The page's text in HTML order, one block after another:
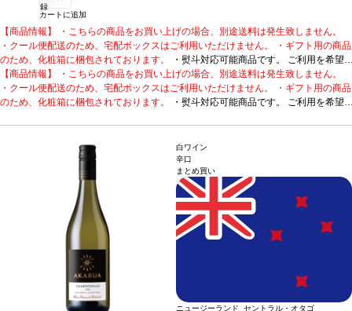
録
カートに追加
【商品情報】 ・こちらの商品をお買い上げの場合、別途送料は発生致しません。
・クール便配送のため、宅配ボックスはご利用いただけません。 ・ギフト用の商品
のため、化粧箱に梱包されております。
・熨斗対応可能商品です。 ご利用を希望
される場合、ご注文時コメント欄に熨斗をご希望の旨と「結び・上部表書き内容・
下部のお名入れ内容」の3つをご入力ください。無地熨斗の場合は、結びをご指定
のうえ「無地熨斗」とご記載ください。 ※熨斗をご希望の場合、作成作業のため最
ください。 ・下記ワインが1本ずつ含まれています。
の気持ちを込めて。
1. ローズ・タトゥー ホワイト
2. ローズ・タトゥー レッド (2023)
HVE認証
【商品情報】 ・こちらの商品をお買い上げの場合、別途送料は発生致しません。
・クール便配送のため、宅配ボックスはご利用いただけません。 ・ギフト用の商品
のため、化粧箱に梱包されております。
・熨斗対応可能商品です。 ご利用を希望
のうえ「無地熨斗」とご記載ください。 ※熨斗をご希望の場合、作成作業のため最
短日出荷はお承り致しかねます。 必ず最短日から+1日後より配送指定日をご選択
ください。 もし最短日を選択された場合は、指定日翌日の配送となります。ご了承
ください。 ・下記ワインが1本ずつ含まれています。バラの花を贈るように、感謝
の気持ちを込めて。
1. ローズ・タトゥー ホワイト
フランス、プロヴァンス / 白 / 辛
HVE認証2. ローズ・タトゥー レッド (2023) フランス、プロヴァンス / 赤 /
HVE認証
白ワイン
辛口
まとめ買い
ニュージーランド セントラル・オタゴ